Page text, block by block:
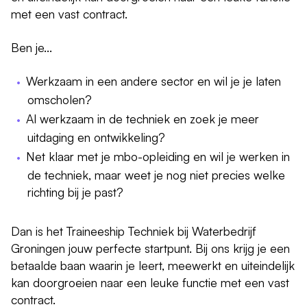
met een vast contract.
Ben je...
Werkzaam in een andere sector en wil je je laten
omscholen?
Al werkzaam in de techniek en zoek je meer
uitdaging en ontwikkeling?
Net klaar met je mbo-opleiding en wil je werken in
de techniek, maar weet je nog niet precies welke
richting bij je past?
Dan is het Traineeship Techniek bij Waterbedrijf
Groningen jouw perfecte startpunt. Bij ons krijg je een
betaalde baan waarin je leert, meewerkt en uiteindelijk
kan doorgroeien naar een leuke functie met een vast
contract.